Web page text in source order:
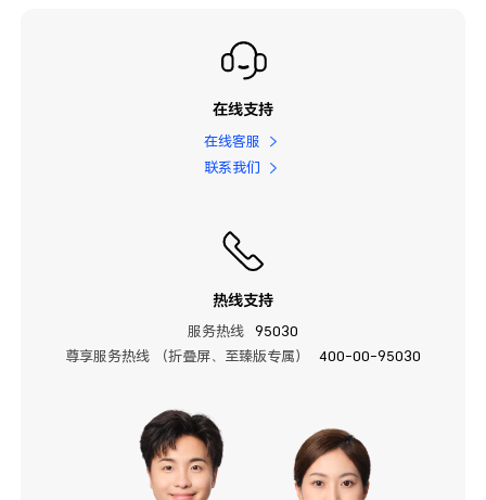
在线支持
在线客服
联系我们
热线支持
服务热线
95030
尊享服务热线 （折叠屏、至臻版专属）
400-00-95030